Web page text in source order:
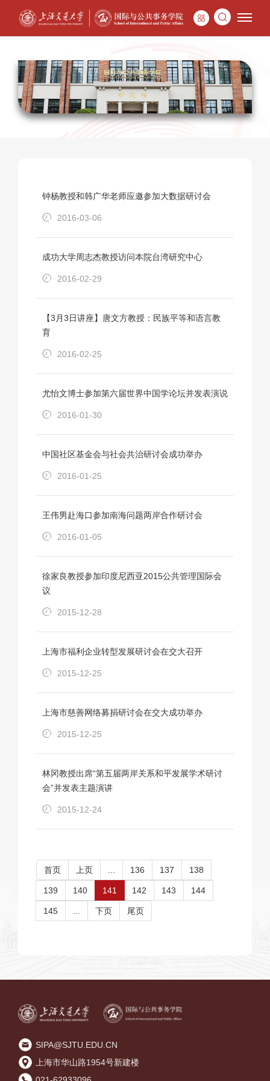
钟杨教授和韩广华老师应邀参加大数据研讨会
2016-03-06
成功大学周志杰教授访问本院台湾研究中心
2016-02-29
【3月3日讲座】唐文方教授：民族平等和语言教
育
2016-02-25
尤怡文博士参加第六届世界中国学论坛并发表演说
2016-01-30
中国社区基金会与社会共治研讨会成功举办
2016-01-25
王伟男赴海口参加南海问题两岸合作研讨会
2016-01-05
徐家良教授参加印度尼西亚2015公共管理国际会
议
2015-12-28
上海市福利企业转型发展研讨会在交大召开
2015-12-25
上海市慈善网络募捐研讨会在交大成功举办
2015-12-25
林冈教授出席“第五届两岸关系和平发展学术研讨
会”并发表主题演讲
2015-12-24
首页 上页 136 137 138
139 140 141 142 143 144
145 下页 尾页
SIPA@SJTU.EDU.CN
上海市华山路1954号新建楼